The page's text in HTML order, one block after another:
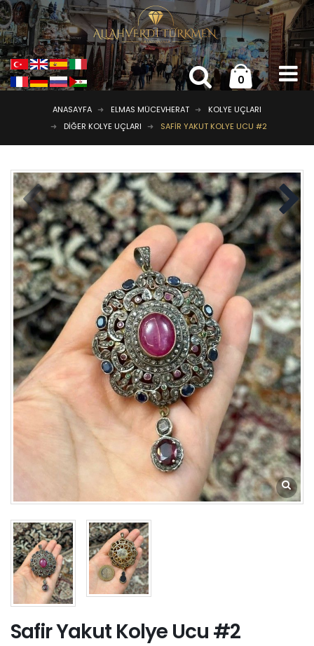
0
ANASAYFA ELMAS MÜCEVHERAT
KOLYE UÇLARI
DIĞER KOLYE UÇLARI
SAFIR YAKUT KOLYE UCU #2
Safir Yakut Kolye Ucu #2